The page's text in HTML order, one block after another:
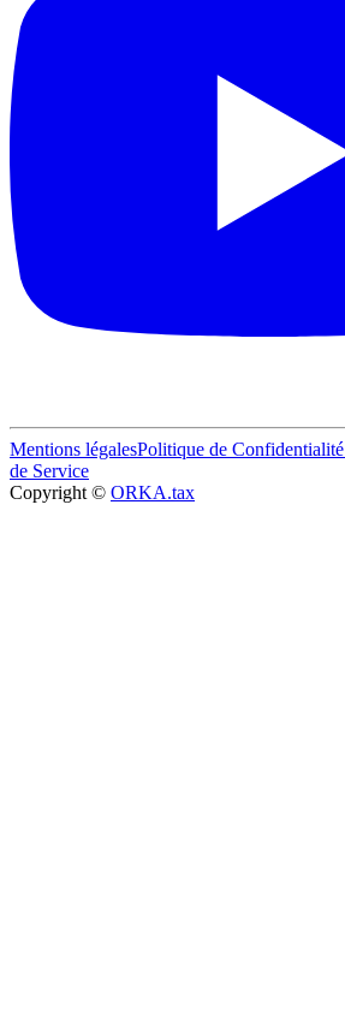
Mentions légalesPolitique de Confidentialité
de Service
Copyright © ORKA.tax